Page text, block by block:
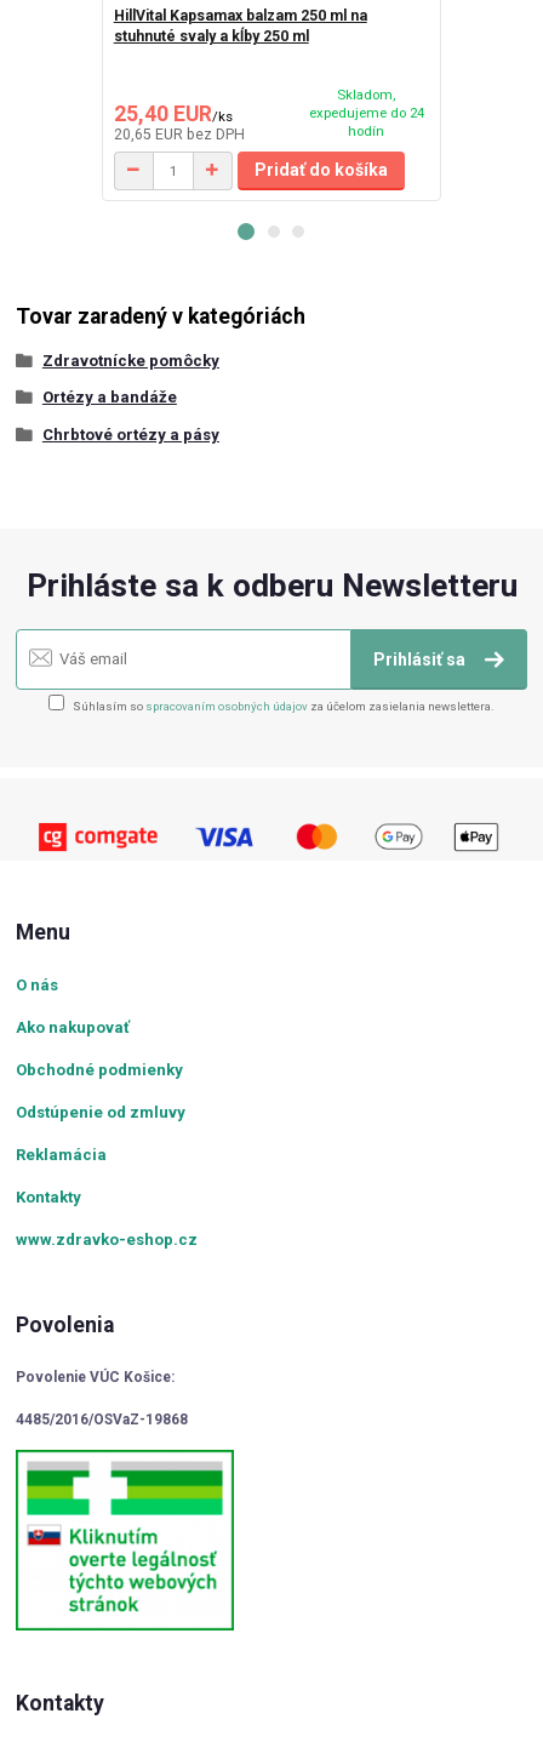
HillVital Kapsamax balzam 250 ml na
stuhnuté svaly a kĺby 250 ml
25,40 EUR/ks
20,65 EUR bez DPH
Skladom,
expedujeme do 24
hodín
Pridať do košíka
Tovar zaradený v kategóriách
Zdravotnícke pomôcky
Ortézy a bandáže
Chrbtové ortézy a pásy
Prihláste sa k odberu Newsletteru
Prihlásiť sa
Súhlasím so spracovaním osobných údajov za účelom zasielania newslettera.
Menu
O nás
Ako nakupovať
Obchodné podmienky
Odstúpenie od zmluvy
Reklamácia
Kontakty
www.zdravko-eshop.cz
Povolenia
Povolenie VÚC Košice:
4485/2016/OSVaZ-19868
Kontakty